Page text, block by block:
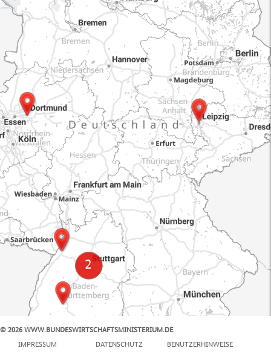
© 2026 WWW.BUNDESWIRTSCHAFTSMINISTERIUM.DE
IMPRESSUM
DATENSCHUTZ BENUTZERHINWEISE